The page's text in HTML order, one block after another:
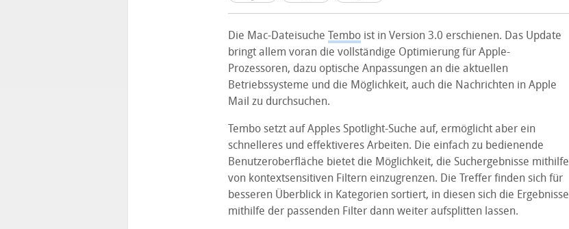
Die Mac-Dateisuche Temboist in Version 3.0 erschienen. Das Update
bringt allem voran die vollständige Optimierung für Apple-
Prozessoren, dazu optische Anpassungen an die aktuellen
Betriebssysteme und die Möglichkeit, auch die Nachrichten in Apple
Mail zu durchsuchen.
Tembo setzt auf Apples Spotlight-Suche auf, ermöglicht aber ein
schnelleres und effektiveres Arbeiten. Die einfach zu bedienende
Benutzeroberfläche bietet die Möglichkeit, die Suchergebnisse mithilfe
von kontextsensitiven Filtern einzugrenzen. Die Treffer finden sich für
besseren Überblick in Kategorien sortiert, in diesen sich die Ergebnisse
mithilfe der passenden Filter dann weiter aufsplitten lassen.